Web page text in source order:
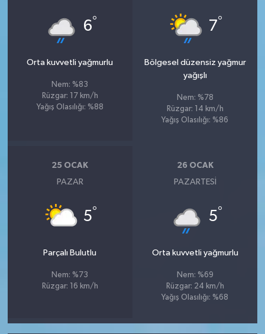
6°
Orta kuvvetli yağmurlu
Nem: %83
Rüzgar: 17 km/h
Yağış Olasılığı: %88
7°
Bölgesel düzensiz yağmur
yağışlı
Nem: %78
Rüzgar: 14 km/h
Yağış Olasılığı: %86
25 OCAK
PAZAR
5°
Parçalı Bulutlu
Nem: %73
Rüzgar: 16 km/h
26 OCAK
PAZARTESI
5°
Orta kuvvetli yağmurlu
Nem: %69
Rüzgar: 24 km/h
Yağış Olasılığı: %68